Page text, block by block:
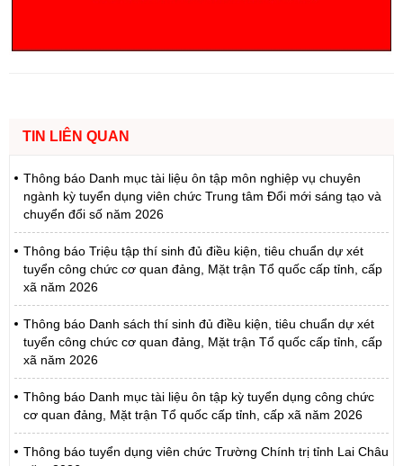
TIN LIÊN QUAN
Thông báo Danh mục tài liệu ôn tập môn nghiệp vụ chuyên
ngành kỳ tuyển dụng viên chức Trung tâm Đổi mới sáng tạo và
chuyển đổi số năm 2026
Thông báo Triệu tập thí sinh đủ điều kiện, tiêu chuẩn dự xét
tuyển công chức cơ quan đảng, Mặt trận Tổ quốc cấp tỉnh, cấp
xã năm 2026
Thông báo Danh sách thí sinh đủ điều kiện, tiêu chuẩn dự xét
tuyển công chức cơ quan đảng, Mặt trận Tổ quốc cấp tỉnh, cấp
xã năm 2026
Thông báo Danh mục tài liệu ôn tập kỳ tuyển dụng công chức
cơ quan đảng, Mặt trận Tổ quốc cấp tỉnh, cấp xã năm 2026
Thông báo tuyển dụng viên chức Trường Chính trị tỉnh Lai Châu